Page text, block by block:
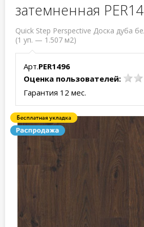
затемненная
Quick Step Perspective Доска дуба
(1 уп. — 1.507 м2)
Арт.PER1496
Оценка пользователей:
Гарантия 12 мес.